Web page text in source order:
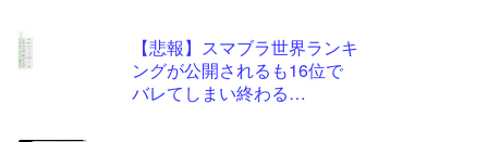
【悲報】スマブラ世界ランキ
ングが公開されるも16位で
バレてしまい終わる…